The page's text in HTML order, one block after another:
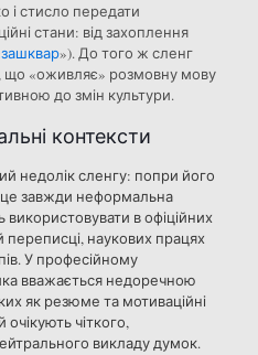
і стисло передати
стани: від захоплення
зашквар»). До того ж сленг
що «оживляє» розмовну мову
до змін культури.
контексти
недолік сленгу: попри його
це завжди неформальна
в офіційних
переписці, наукових працях
У професійному
вважається недоречною
як резюме та мотиваційні
чіткого,
викладу думок.